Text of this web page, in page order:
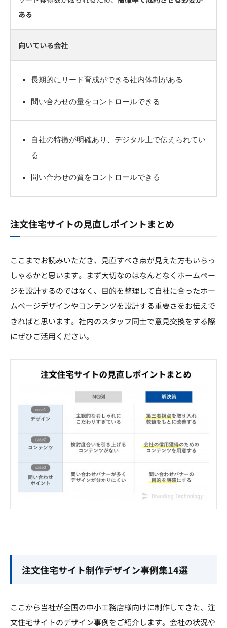
ある
向いている会社
長期的にリード育成ができる社内体制がある
問い合わせの量をコントロールできる
自社の特徴が明確あり、デジタル上で伝えられてい
る
問い合わせの質をコントロールできる
注文住宅サイトの見直しポイントまとめ
ここまでお読みいただき、見直すべき点が見えた方もいらっ
しゃるかと思います。まず大切なのはなんとなくホームペー
ジを設計するのではなく、目的を整理して自社に合ったホー
ムページデザインやコンテンツを設計する重要さをお伝えで
きればと思います。社内のスタッフ同士で意見交換をする際
にぜひご活用ください。
注文住宅サイト制作デザイン事例集14選
ここから当社が全国の中小工務店様向けに制作してきた、注
文住宅サイトのデザイン事例をご紹介します。会社の状況や